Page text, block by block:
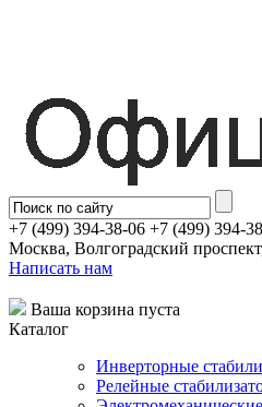
+7 (499) 394-38-06 +7 (499) 394-
Москва, Волгоградский
Написать нам
Ваша корзина пуста
Каталог
Инверторные
Релейные